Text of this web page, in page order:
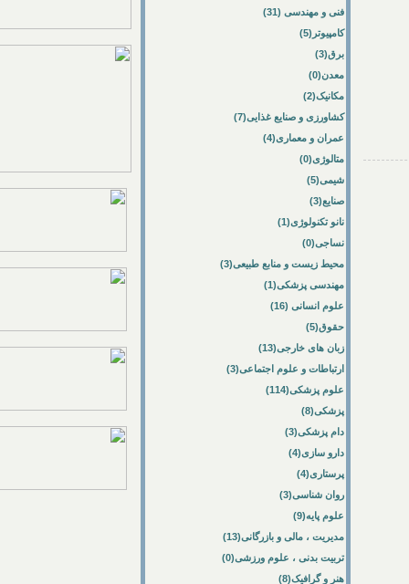
فنی و مهندسی (31)
کامپیوتر(5)
برق(3)
معدن(0)
مکانیک(2)
کشاورزی و صنایع غذایی(7)
عمران و معماری(4)
متالوژی(0)
شیمی(5)
صنایع(3)
نانو تکنولوژی(1)
نساجی(0)
محیط زیست و منابع طبیعی(3)
مهندسی پزشکی(1)
علوم انسانی (16)
حقوق(5)
زبان های خارجی(13)
ارتباطات و علوم اجتماعی(3)
علوم پزشکی(114)
پزشکی(8)
دام پزشکی(3)
دارو سازی(4)
پرستاری(4)
روان شناسی(3)
علوم پایه(9)
مدیریت ، مالی و بازرگانی(13)
تربیت بدنی ، علوم ورزشی(0)
هنر و گرافیک(8)